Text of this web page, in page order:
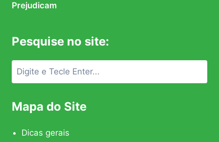
Prejudicam
Pesquise no site:
Mapa do Site
Dicas gerais